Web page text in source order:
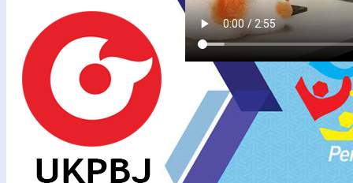
Arsip
Maret
2024
Februari
2018 tentang ...
29
Feb2024
PENGUMUMAN TENDER
PEKERJAAN KONSTRUKSI
BADAN USAHA METODE
PASCAKUALIFIKASI SATU
FILE – HARGA TERENDAH
DENGAN SISTEM GUGUR